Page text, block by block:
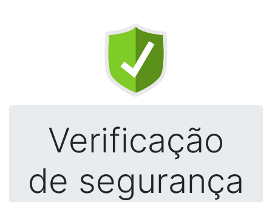
Verificação
de segurança